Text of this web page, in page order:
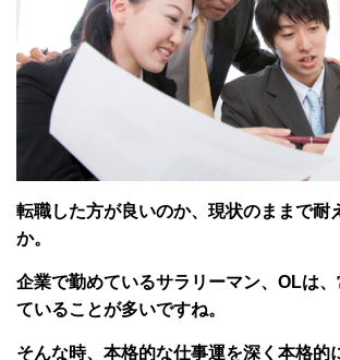
転職した方が良いのか、現状のままで耐
か。
企業で勤めているサラリーマン、OLは
ていることが多いですね。
そんな時、本格的な仕事運を深く本格的